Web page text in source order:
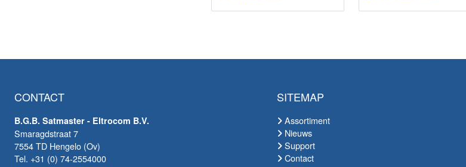
CONTACT
B.G.B. Satmaster - Eltrocom B.V.
Smaragdstraat 7
7554 TD Hengelo (Ov)
Tel. +31 (0) 74-2554000
SITEMAP
Assortiment
Nieuws
Support
Contact